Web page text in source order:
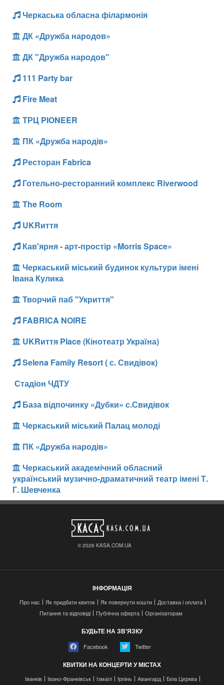
Черкаська обласна філармонія
ДК «Дружба народов»
ДК "Дружба народов"
111 Party bar
Fire Meat
ТРЦ PIONEER
ПК «Дружба народів»
Ресторан Fabrica
Готельно-ресторанний комплекс Riverwood
The Room
UKRиття
Кав'ярня - арт-простір «Morris Space»
Черкаський міський будинок культури імені
Івана Кулика
Творчий паб "Укриття"
FABRICA NOIRE
UKRиття Place (Кінотеатр Україна)
Selena Family Resort ( с. Свидівок)
Стадіон ЧДТУ
База відпочинку «Дубки» с.Свидівок
Черкаський міський Палац молоді
ПК «Дружба народів»
Черкаський академічний обласний
український музично-драматичний театр імені Т.
Г. Шевченка
© 2026 KASA.COM.UA
ІНФОРМАЦІЯ
Про нас Як придбати квиток Як повернути кошти
Доставка і оплата
Питання та відповіді
Публічна оферта Організаторам
БУДЬТЕ НА ЗВ'ЯЗКУ
Facebook Twitter
КВИТКИ НА КОНЦЕРТИ У МІСТАХ
Іванків Івано-Франківськ Ізмаїл Ірпінь Авангард Біла Церква